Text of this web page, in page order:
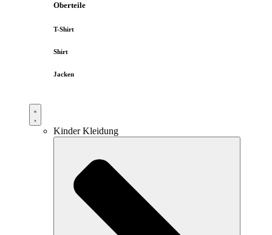
Oberteile
T-Shirt
Shirt
Jacken
Kinder Kleidung